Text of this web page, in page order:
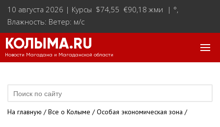
10 августа 2026 | Курсы $74,55 €90,18 жми | °,
Влажность: Ветер: м/с
КОЛЫМА.RU
Новости Магадана и Магаданской области
На главную /Все о Колыме /Особая экономическая зона /